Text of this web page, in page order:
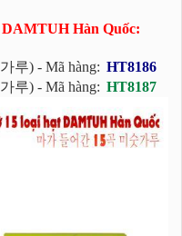
Hàn Quốc:
루) - Mã hàng: HT8186
루) - Mã hàng: HT8187